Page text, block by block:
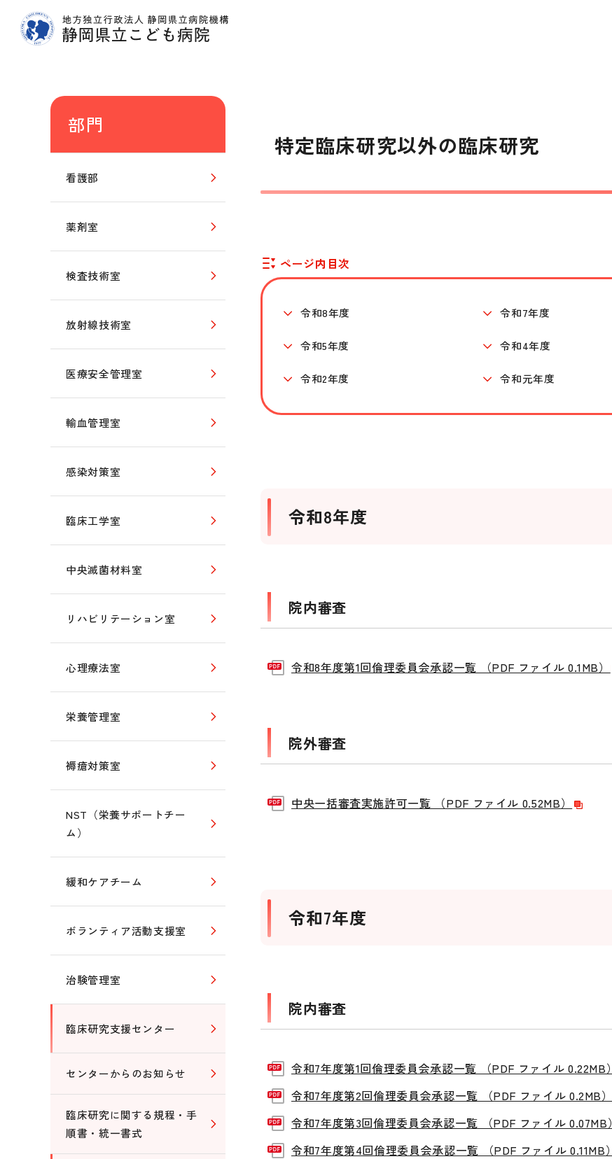
特定臨床研究以外の臨床研究
ページ内目次
令和8年度 令和7年度
令和5年度 令和4年度
令和2年度 令和元年度
令和8年度
院内審査
令和8年度第1回倫理委員会承認一覧 （PDF ファイル 0.1MB）
院外審査
中央一括審査実施許可一覧 （PDF ファイル 0.52MB）
令和7年度
院内審査
令和7年度第1回倫理委員会承認一覧 （PDF ファイル 0.22MB）
令和7年度第2回倫理委員会承認一覧 （PDF ファイル 0.2MB）
令和7年度第3回倫理委員会承認一覧 （PDF ファイル 0.07MB）
令和7年度第4回倫理委員会承認一覧 （PDF ファイル 0.11MB）
部門
看護部
薬剤室
検査技術室
放射線技術室
医療安全管理室
輸血管理室
感染対策室
臨床工学室
中央滅菌材料室
リハビリテーション室
心理療法室
栄養管理室
褥瘡対策室
NST（栄養サポートチー
ム）
緩和ケアチーム
ボランティア活動支援室
治験管理室
臨床研究支援センター
センターからのお知らせ
臨床研究に関する規程・手
順書・統一書式